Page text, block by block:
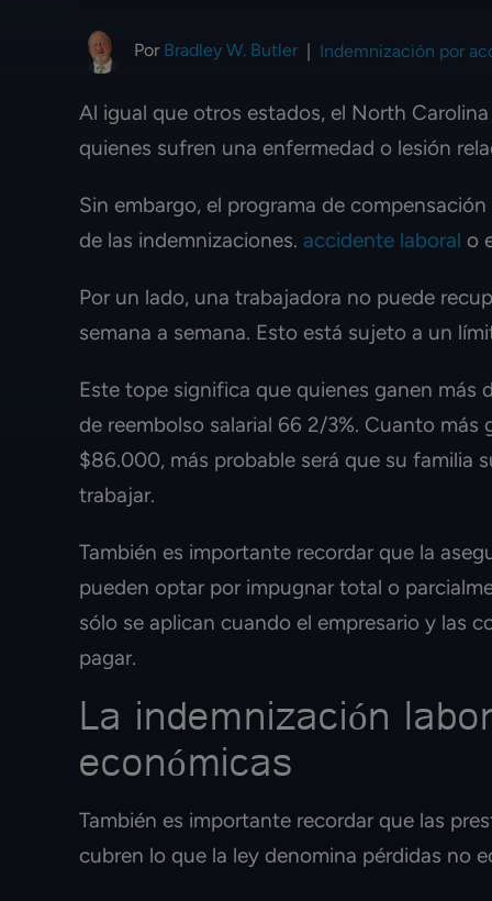
Por Bradley W. Butler Indemnización por
Al igual que otros estados, el North
quienes sufren una enfermedad o lesión
Sin embargo, el programa de
de las indemnizaciones. accidente laboral o
Por un lado, una trabajadora no puede
semana a semana. Esto está sujeto a un
Este tope significa que quienes ganen
de reembolso salarial 66 2/3%. Cuanto
$86.000, más probable será que su familia
trabajar.
También es importante recordar que la
pueden optar por impugnar total o
sólo se aplican cuando el empresario y las
pagar.
La indemnización
económicas
También es importante recordar que las
cubren lo que la ley denomina pérdidas no